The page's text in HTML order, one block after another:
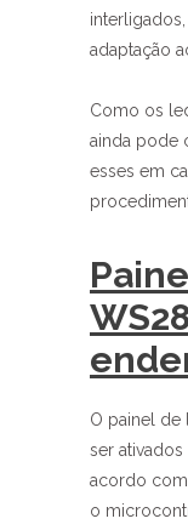
adaptação
Como os
ainda pode
esses em
O painel de
ser
acordo
o